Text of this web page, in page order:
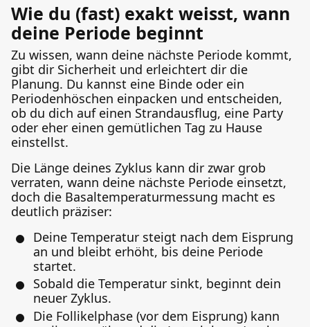
Wie du (fast) exakt weisst, wann
deine Periode beginnt
Zu wissen, wann deine nächste Periode kommt,
gibt dir Sicherheit und erleichtert dir die
Planung. Du kannst eine Binde oder ein
Periodenhöschen einpacken und entscheiden,
ob du dich auf einen Strandausflug, eine Party
oder eher einen gemütlichen Tag zu Hause
einstellst.
Die Länge deines Zyklus kann dir zwar grob
verraten, wann deine nächste Periode einsetzt,
doch die Basaltemperaturmessung macht es
deutlich präziser:
Deine Temperatur steigt nach dem Eisprung
an und bleibt erhöht, bis deine Periode
startet.
Sobald die Temperatur sinkt, beginnt dein
neuer Zyklus.
Die Follikelphase (vor dem Eisprung) kann